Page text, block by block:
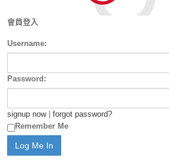
會員登入
Username:
Password:
signup now| forgot password?
Remember Me